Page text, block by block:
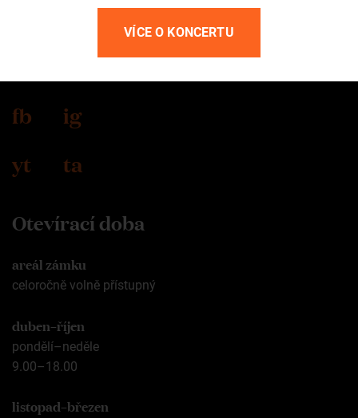
+420 602 565 309
fb
ig
yt
ta
Otevírací doba
areál zámku
celoročně volně přístupný
duben–říjen
pondělí–neděle
9.00–18.00
listopad–březen
VÍCE O KONCERTU